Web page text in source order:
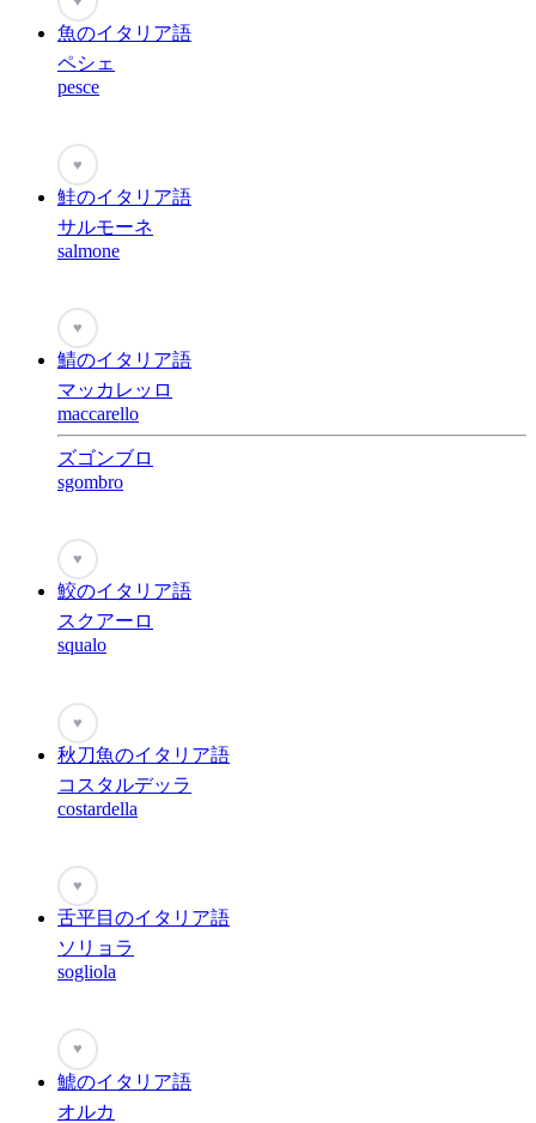
魚のイタリア語
ペシェ
pesce
♥
鮭のイタリア語
サルモーネ
salmone
♥
鯖のイタリア語
マッカレッロ
maccarello
ズゴンブロ
sgombro
♥
鮫のイタリア語
スクアーロ
squalo
♥
秋刀魚のイタリア語
コスタルデッラ
costardella
♥
舌平目のイタリア語
ソリョラ
sogliola
♥
鯱のイタリア語
オルカ